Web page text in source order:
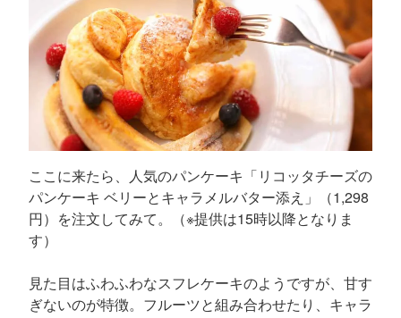
ここに来たら、人気のパンケーキ「リコッタチーズの
パンケーキ ベリーとキャラメルバター添え」（1,298
円）を注文してみて。（※提供は15時以降となりま
す）
見た目はふわふわなスフレケーキのようですが、甘す
ぎないのが特徴。フルーツと組み合わせたり、キャラ